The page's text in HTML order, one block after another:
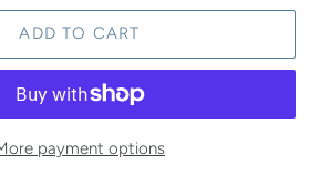
ADD TO CART
payment options